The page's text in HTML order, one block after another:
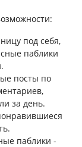
под себя,
паблики
посты по
за день.
паблики -